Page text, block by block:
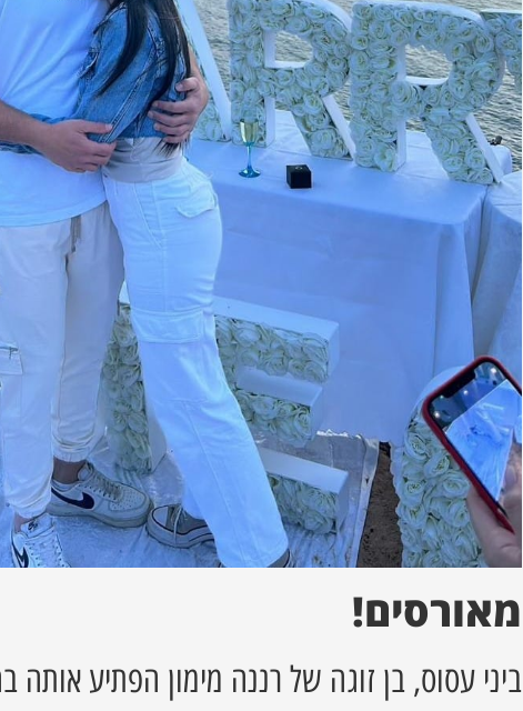
מאורסים!
ביני עסוס, בן זוגה של רננה מימון הפתיע אותה